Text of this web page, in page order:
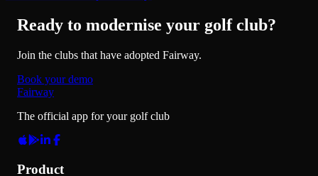
Ready to modernise your golf club?
Join the clubs that have adopted Fairway.
Book your demo
Fairway
The official app for your golf club
Product